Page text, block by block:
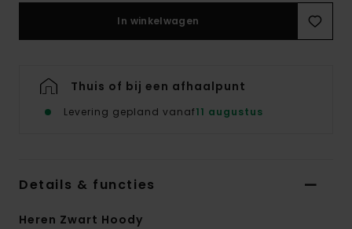
In winkelwagen
Thuis of bij een afhaalpunt
Levering gepland vanaf11 augustus
Details & functies
Heren Zwart Hoody